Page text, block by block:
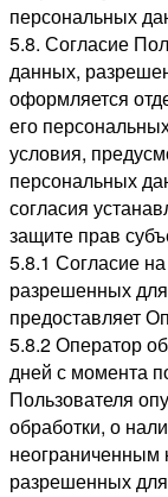
персональных
5.8. Согласие
данных,
оформляется
его
условия,
персональных
согласия
защите прав
5.8.1 Согласие
разрешенных
предоставляет
5.8.2 Оператор
дней с момента
Пользователя
обработки, о
неограниченным
разрешенных